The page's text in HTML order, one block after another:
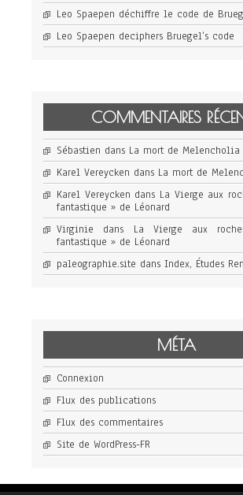
Leo Spaepen déchiffre le code de
Leo Spaepen deciphers Bruegel’s code
COMMENTAIRES
Sébastien dans La mort de Melencholia
Karel Vereycken dans La mort de
Karel Vereycken dans La Vierge aux
fantastique » de Léonard
Virginie dans La Vierge aux
fantastique » de Léonard
paleographie.site dans Index, Études
MÉTA
Connexion
Flux des publications
Flux des commentaires
Site de WordPress-FR